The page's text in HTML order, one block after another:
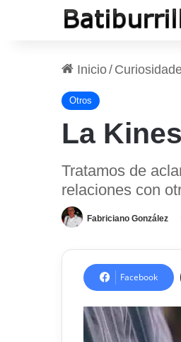
Inicio/
Otros
La
Tratamos de
relaciones con
Fabriciano González
Facebook